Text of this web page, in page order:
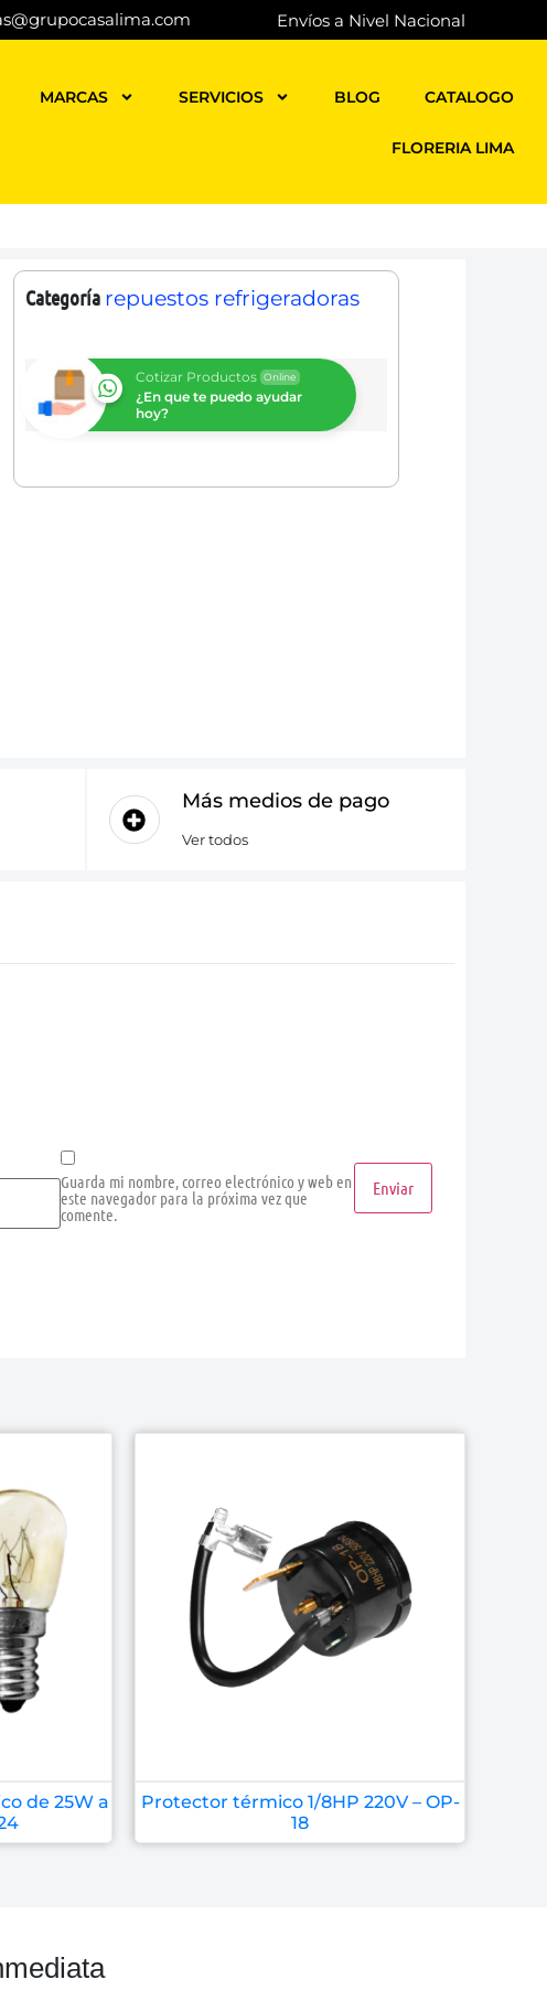
Envíos a Nivel Nacional
MARCAS SERVICIOS BLOG CATALOGO
FLORERIA LIMA
Categoría repuestos refrigeradoras
Cotizar Productos Online
¿En que te puedo ayudar
hoy?
Más medios de pago
Ver todos
Guarda mi nombre, correo electrónico y web en
este navegador para la próxima vez que
comente.
de 25W a
Protector térmico 1/8HP 220V – OP-
18